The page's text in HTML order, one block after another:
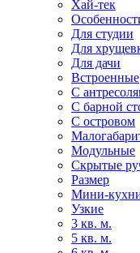
Хай-тек
Для студии
Для
Для дачи
Встроенные
С
С барной
С островом
Модульные
Скрытые
Размер
Мини-
Узкие
3 кв. м.
5 кв. м.